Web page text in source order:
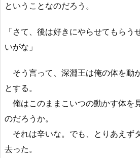
ということなのだろう。
「さて、後は好きにやらせてもらう
いがな」
そう言って、深淵王は俺の体を動
とする。
俺はこのままこいつの動かす体を
のだろうか。
それは辛いな。でも、とりあえず
去った。